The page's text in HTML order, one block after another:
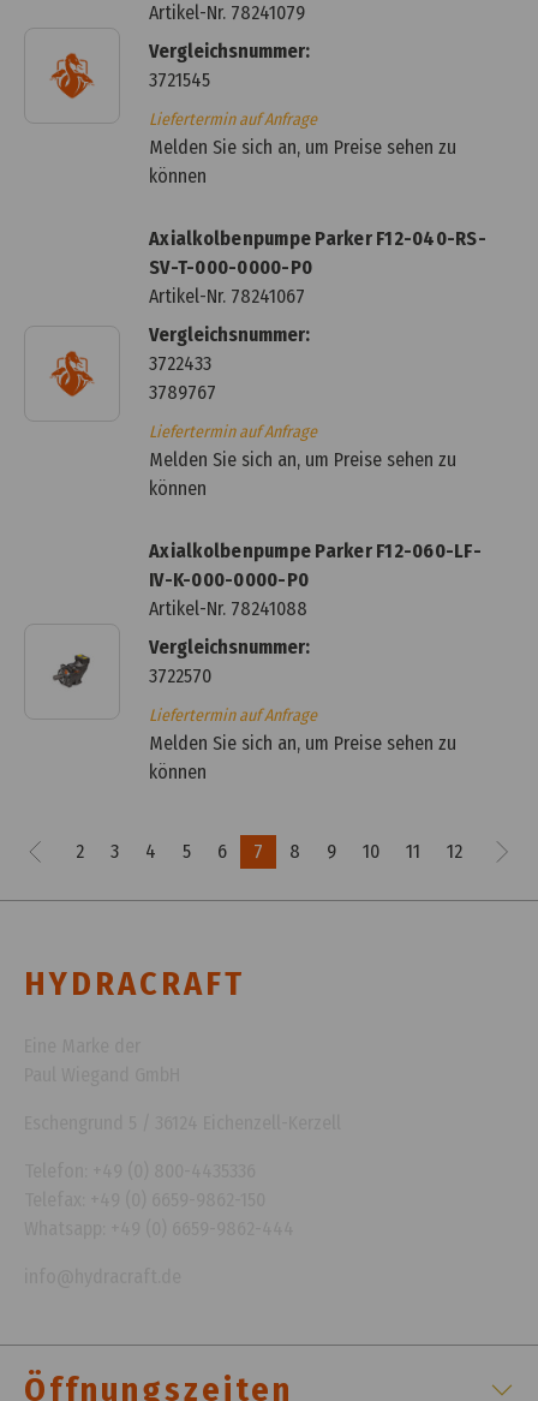
Artikel-Nr. 78241079
Vergleichsnummer:
3721545
Liefertermin auf Anfrage
Melden Sie sich an, um Preise sehen zu
können
Axialkolbenpumpe Parker F12-040-RS-
SV-T-000-0000-P0
Artikel-Nr. 78241067
Vergleichsnummer:
3722433
3789767
Liefertermin auf Anfrage
Melden Sie sich an, um Preise sehen zu
können
Axialkolbenpumpe Parker F12-060-LF-
IV-K-000-0000-P0
Artikel-Nr. 78241088
Vergleichsnummer:
3722570
Liefertermin auf Anfrage
Melden Sie sich an, um Preise sehen zu
können
2 3 4 5 6 7 8 9 10 11 12
HYDRACRAFT
Öffnungszeiten